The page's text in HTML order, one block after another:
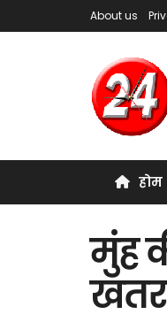
About us
होम
मुंह